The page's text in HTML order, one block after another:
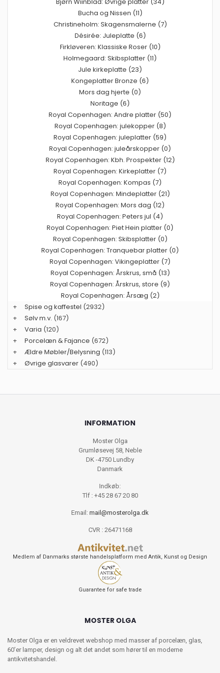
Bucha og Nissen (11)
Christineholm: Skagensmalerne (7)
Désirée: Juleplatte (6)
Firkløveren: Klassiske Roser (10)
Holmegaard: Skibsplatter (11)
Jule kirkeplatte (23)
Kongeplatter Bronze (6)
Mors dag hjerte (0)
Noritage (6)
Royal Copenhagen: Andre platter (50)
Royal Copenhagen: julekopper (8)
Royal Copenhagen: juleplatter (59)
Royal Copenhagen: juleårskopper (0)
Royal Copenhagen: Kbh. Prospekter (12)
Royal Copenhagen: Kirkeplatter (7)
Royal Copenhagen: Kompas (7)
Royal Copenhagen: Mindeplatter (21)
Royal Copenhagen: Mors dag (12)
Royal Copenhagen: Peters jul (4)
Royal Copenhagen: Piet Hein platter (0)
Royal Copenhagen: Skibsplatter (0)
Royal Copenhagen: Tranquebar platter (0)
Royal Copenhagen: Vikingeplatter (7)
Royal Copenhagen: Årskrus, små (13)
Royal Copenhagen: Årskrus, store (9)
Royal Copenhagen: Årsæg (2)
+
Spise og kaffestel (2932)
+
Sølv m.v. (167)
+
Varia (120)
+
Porcelæn & Fajance (672)
+
Ældre Møbler/Belysning (113)
+
Øvrige glasvarer (490)
INFORMATION
Moster Olga
Grumløsevej 58, Neble
DK -4750 Lundby
Danmark
Indkøb:
Tlf : +45 28 67 20 80
Email: mail@mosterolga.dk
CVR : 26471168
Medlem af Danmarks største handelsplatform med Antik, Kunst og Design
Guarantee for safe trade
MOSTER OLGA
Moster Olga er en veldrevet webshop med masser af porcelæn, glas,
60’er lamper, design og alt det andet som hører til en moderne
antikvitetshandel.